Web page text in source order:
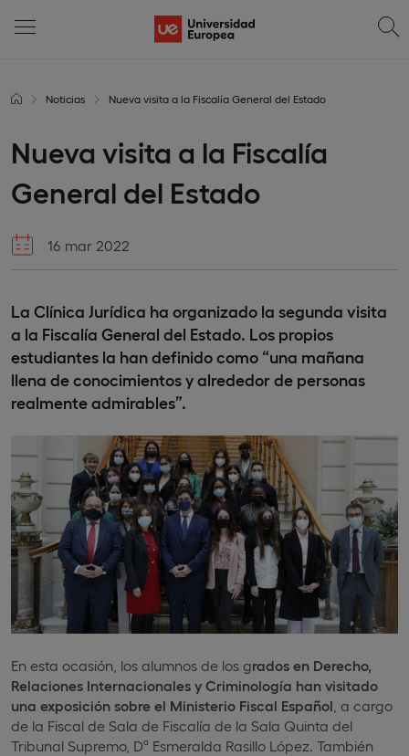
Noticias Nueva visita a la Fiscalía General del Estado
Nueva visita a la Fiscalía
General del Estado
16 mar 2022
La Clínica Jurídica ha organizado la segunda visita
a la Fiscalía General del Estado. Los propios
estudiantes la han definido como “una mañana
llena de conocimientos y alrededor de personas
realmente admirables”.
En esta ocasión, los alumnos de los grados en Derecho,
Relaciones Internacionales y Criminología han visitado
una exposición sobre el Ministerio Fiscal Español , a cargo
de la Fiscal de Sala de Fiscalía de la Sala Quinta del
Tribunal Supremo, Dª Esmeralda Rasillo López. También